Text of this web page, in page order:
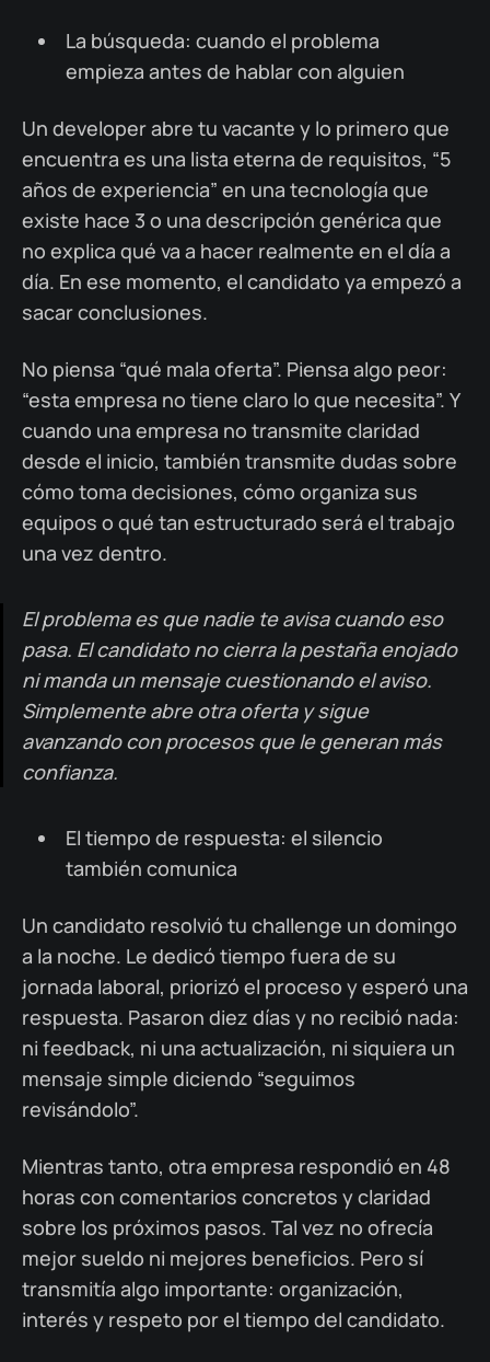
La búsqueda: cuando el problema
empieza antes de hablar con alguien
Un developer abre tu vacante y lo primero que
encuentra es una lista eterna de requisitos, “5
años de experiencia” en una tecnología que
existe hace 3 o una descripción genérica que
no explica qué va a hacer realmente en el día a
día. En ese momento, el candidato ya empezó a
sacar conclusiones.
No piensa “qué mala oferta”. Piensa algo peor:
“esta empresa no tiene claro lo que necesita”. Y
cuando una empresa no transmite claridad
desde el inicio, también transmite dudas sobre
cómo toma decisiones, cómo organiza sus
equipos o qué tan estructurado será el trabajo
una vez dentro.
El problema es que nadie te avisa cuando eso
pasa. El candidato no cierra la pestaña enojado
ni manda un mensaje cuestionando el aviso.
Simplemente abre otra oferta y sigue
avanzando con procesos que le generan más
confianza.
El tiempo de respuesta: el silencio
también comunica
Un candidato resolvió tu challenge un domingo
a la noche. Le dedicó tiempo fuera de su
jornada laboral, priorizó el proceso y esperó una
respuesta. Pasaron diez días y no recibió nada:
ni feedback, ni una actualización, ni siquiera un
mensaje simple diciendo “seguimos
revisándolo”.
Mientras tanto, otra empresa respondió en 48
horas con comentarios concretos y claridad
sobre los próximos pasos. Tal vez no ofrecía
mejor sueldo ni mejores beneficios. Pero sí
transmitía algo importante: organización,
interés y respeto por el tiempo del candidato.